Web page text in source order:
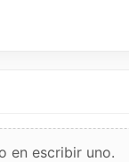
en escribir uno.